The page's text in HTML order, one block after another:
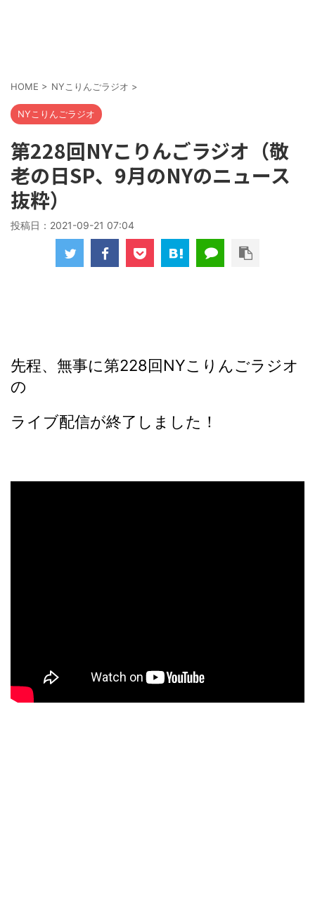
HOME > NYこりんごラジオ >
NYこりんごラジオ
第228回NYこりんごラジオ（敬
老の日SP、9月のNYのニュース
抜粋）
投稿日： 2021-09-21 07:04
先程、無事に第228回NYこりんごラジオ
の
ライブ配信が終了しました！